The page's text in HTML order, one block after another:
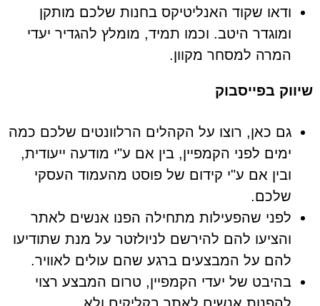
ודאו שקוד האנליטיקס בחנות שלכם מותקן
ומוגדר היטב. וכמו תמיד, מומלץ להגדיר יעדי
המרה למסחר מקוון.
שיווק בפייסבוק
גם כאן, רוצו על הקהלים הרלוונטים שלכם כמה
ימים לפני הקמפיין, בין אם ע"י מודעה ייעודית,
ובין אם ע"י קידום של פוסט מהעמוד העסקי
שלכם.
לפני שהפעילות מתחילה הפנו אנשים לאתר
והציעו להם להירשם לניולזטר על מנת שתודיעו
להם על המבצעים ברגע שהם עולים לאוויר.
בהיבט של יעדי הקמפיין, טרום המבצע רצוי